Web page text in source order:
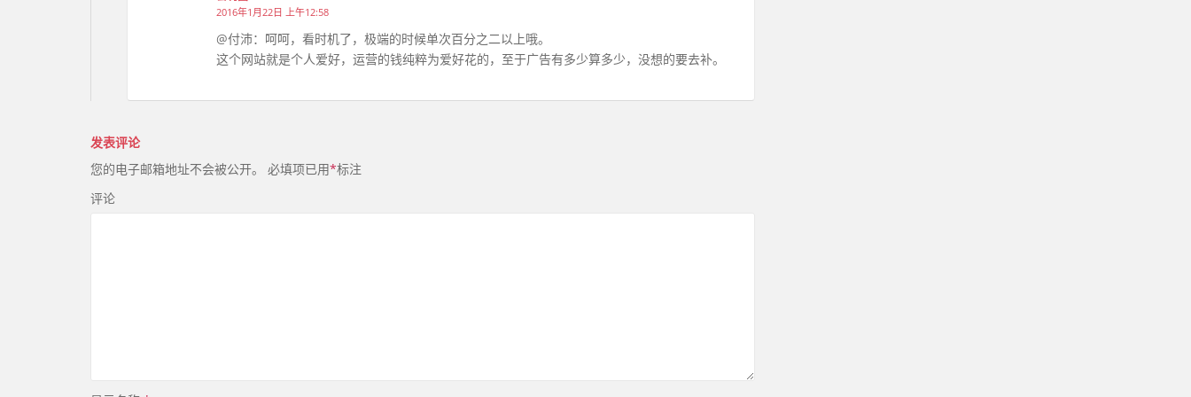
2016年1月22日 上午12:58
@付沛：呵呵，看时机了，极端的时候单次百分之二以上哦。
这个网站就是个人爱好，运营的钱纯粹为爱好花的，至于广告有多少算多少，没想的要去补。
发表评论
您的电子邮箱地址不会被公开。 必填项已用*标注
评论